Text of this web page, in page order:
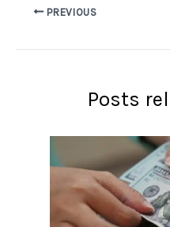
PREVIOUS
Posts